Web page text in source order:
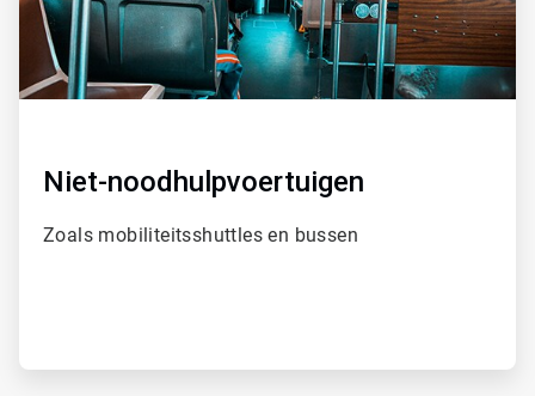
Niet-noodhulpvoertuigen
Zoals mobiliteitsshuttles en bussen